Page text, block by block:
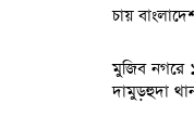
চায়
মুজিব নগরে
দামুড়হুদা